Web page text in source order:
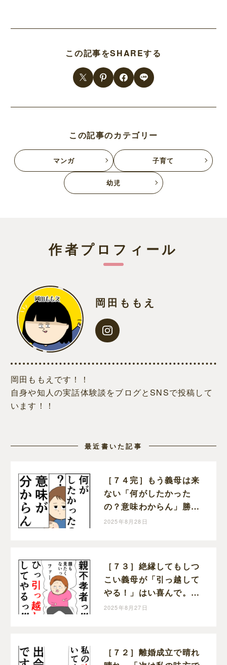
この記事をSHAREする
この記事のカテゴリー
マンガ 子育て
幼児
作者プロフィール
岡田ももえ
岡田ももえです！！
自身や知人の実話体験談をブログとSNSで投稿して
います！！
最近書いた記事
［７４完］もう義母は来
ない「何がしたかった
の？意味わからん」勝っ
た！クセ強義母に抗う嫁
2025年8月28日
［７３］絶縁してもしつ
こい義母が「引っ越して
やる！」はい喜んで。ク
セ強義母に抗う嫁達｜岡
2025年8月27日
［７２］離婚成立で晴れ